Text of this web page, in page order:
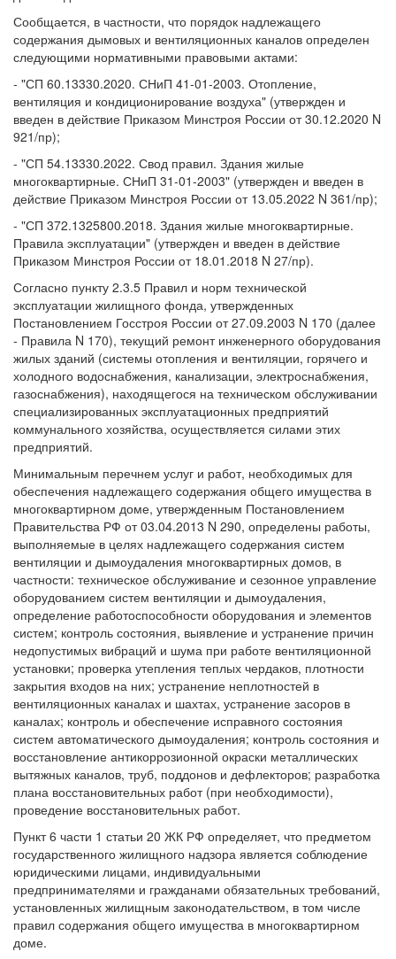
Сообщается, в частности, что порядок надлежащего
содержания дымовых и вентиляционных каналов определен
следующими нормативными правовыми актами:
- "СП 60.13330.2020. СНиП 41-01-2003. Отопление,
вентиляция и кондиционирование воздуха" (утвержден и
введен в действие Приказом Минстроя России от 30.12.2020 N
921/пр);
- "СП 54.13330.2022. Свод правил. Здания жилые
многоквартирные. СНиП 31-01-2003" (утвержден и введен в
действие Приказом Минстроя России от 13.05.2022 N 361/пр);
- "СП 372.1325800.2018. Здания жилые многоквартирные.
Правила эксплуатации" (утвержден и введен в действие
Приказом Минстроя России от 18.01.2018 N 27/пр).
Согласно пункту 2.3.5 Правил и норм технической
эксплуатации жилищного фонда, утвержденных
Постановлением Госстроя России от 27.09.2003 N 170 (далее
- Правила N 170), текущий ремонт инженерного оборудования
жилых зданий (системы отопления и вентиляции, горячего и
холодного водоснабжения, канализации, электроснабжения,
газоснабжения), находящегося на техническом обслуживании
специализированных эксплуатационных предприятий
коммунального хозяйства, осуществляется силами этих
предприятий.
Минимальным перечнем услуг и работ, необходимых для
обеспечения надлежащего содержания общего имущества в
многоквартирном доме, утвержденным Постановлением
Правительства РФ от 03.04.2013 N 290, определены работы,
выполняемые в целях надлежащего содержания систем
вентиляции и дымоудаления многоквартирных домов, в
частности: техническое обслуживание и сезонное управление
оборудованием систем вентиляции и дымоудаления,
определение работоспособности оборудования и элементов
систем; контроль состояния, выявление и устранение причин
недопустимых вибраций и шума при работе вентиляционной
установки; проверка утепления теплых чердаков, плотности
закрытия входов на них; устранение неплотностей в
вентиляционных каналах и шахтах, устранение засоров в
каналах; контроль и обеспечение исправного состояния
систем автоматического дымоудаления; контроль состояния и
восстановление антикоррозионной окраски металлических
вытяжных каналов, труб, поддонов и дефлекторов; разработка
плана восстановительных работ (при необходимости),
проведение восстановительных работ.
Пункт 6 части 1 статьи 20 ЖК РФ определяет, что предметом
государственного жилищного надзора является соблюдение
юридическими лицами, индивидуальными
предпринимателями и гражданами обязательных требований,
установленных жилищным законодательством, в том числе
правил содержания общего имущества в многоквартирном
доме.